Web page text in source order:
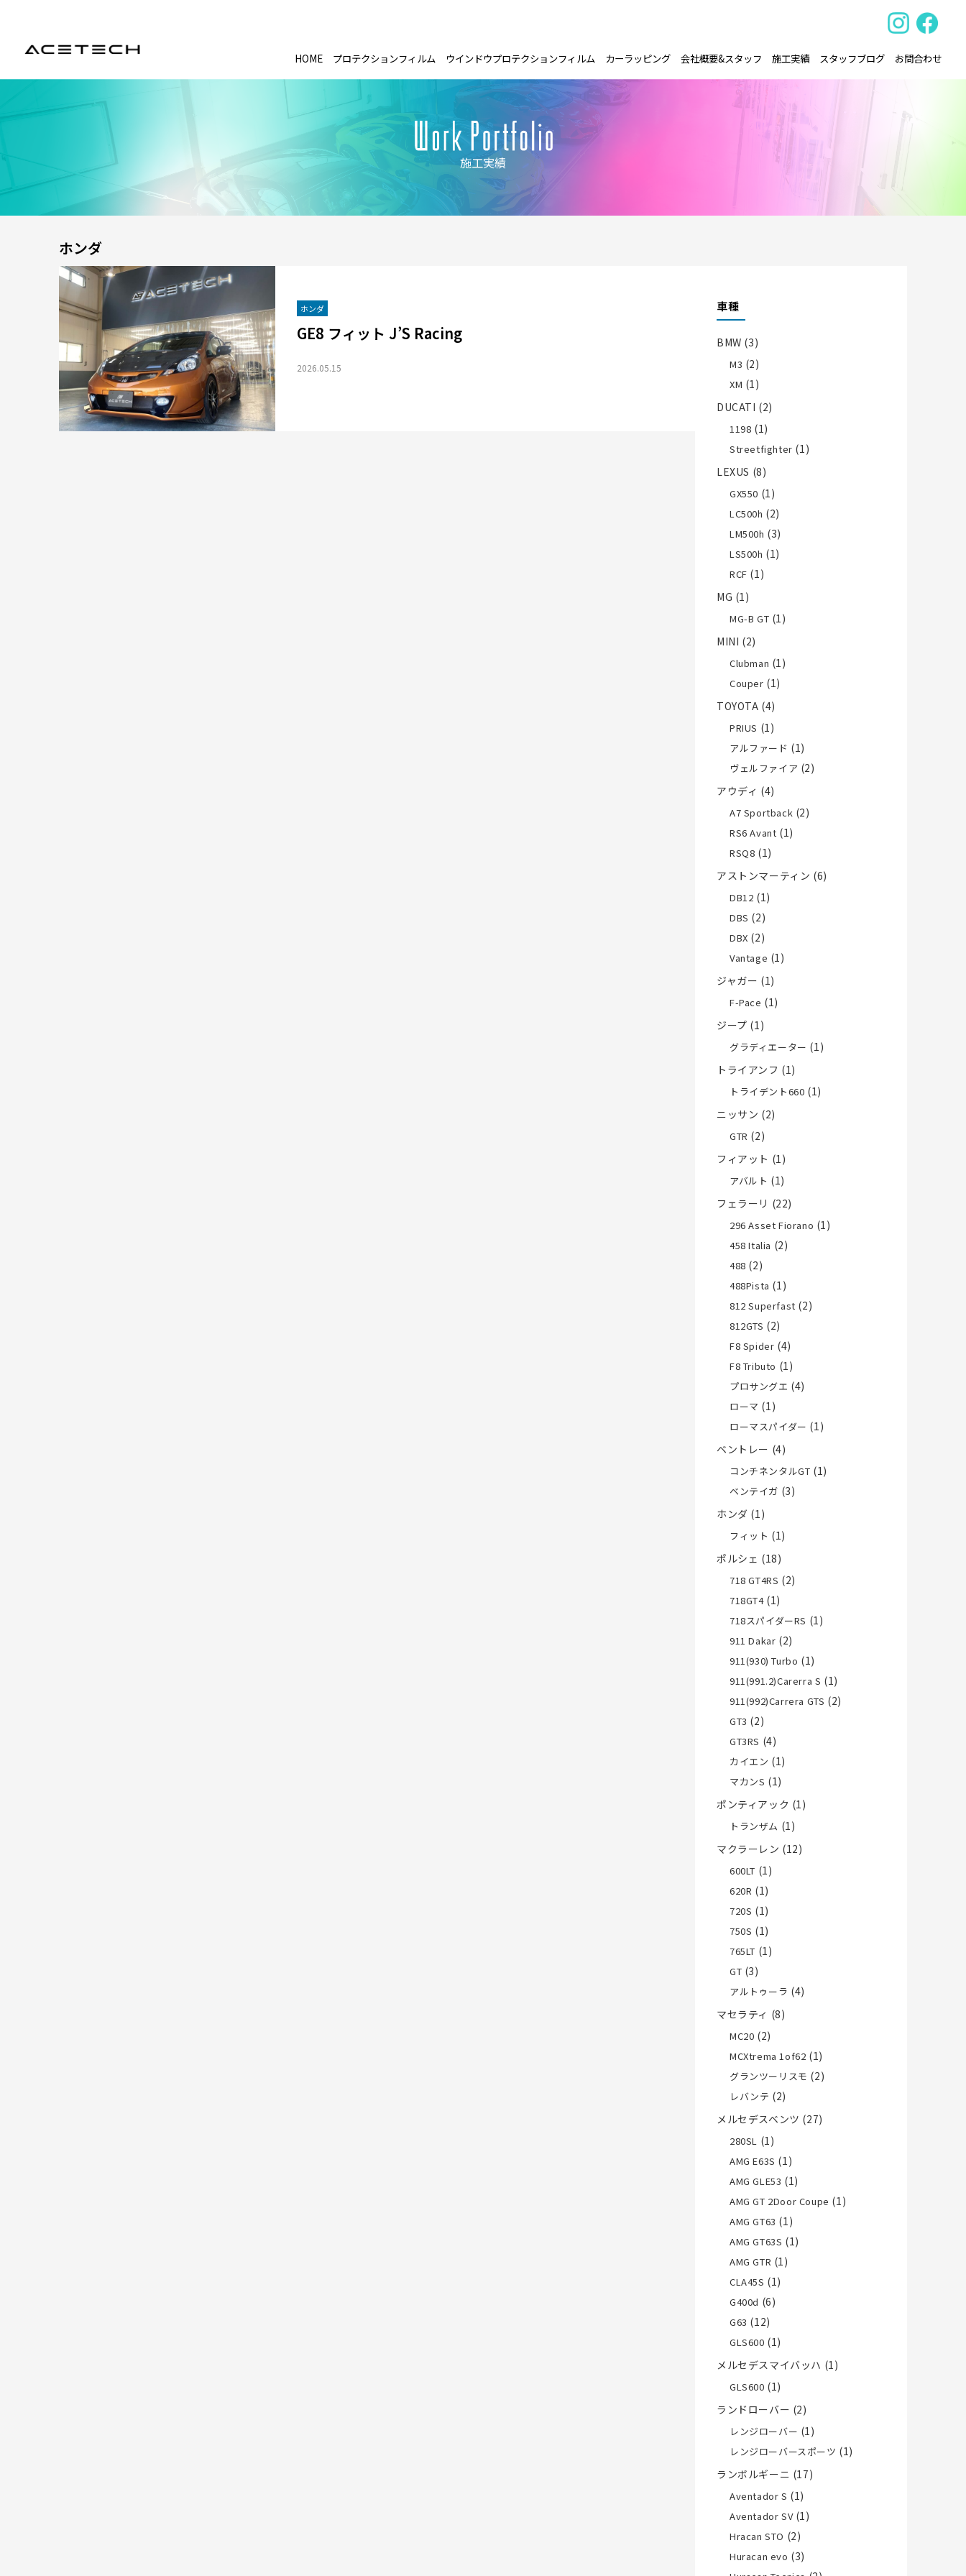
HOME プロテクションフィルム ウインドウプロテクションフィルム カーラッピング 会社概要&スタッフ 施工実績 スタッフブログ お問合わせ
施工実績
ホンダ
ホンダ
GE8 フィット J’S Racing
2026.05.15
車種
BMW (3)
M3 (2)
XM (1)
DUCATI (2)
1198 (1)
Streetfighter (1)
LEXUS (8)
GX550 (1)
LC500h (2)
LM500h (3)
LS500h (1)
RCF (1)
MG (1)
MG-B GT (1)
MINI (2)
Clubman (1)
Couper (1)
TOYOTA (4)
PRIUS (1)
アルファード (1)
ヴェルファイア (2)
アウディ (4)
A7 Sportback (2)
RS6 Avant (1)
RSQ8 (1)
アストンマーティン (6)
DB12 (1)
DBS (2)
DBX (2)
Vantage (1)
ジャガー (1)
F-Pace (1)
ジープ (1)
グラディエーター (1)
トライアンフ (1)
トライデント660 (1)
ニッサン (2)
GTR (2)
フィアット (1)
アバルト (1)
フェラーリ (22)
296 Asset Fiorano (1)
458 Italia (2)
488 (2)
488Pista (1)
812 Superfast (2)
812GTS (2)
F8 Spider (4)
F8 Tributo (1)
プロサングエ (4)
ローマ (1)
ローマスパイダー (1)
ベントレー (4)
コンチネンタルGT (1)
ベンテイガ (3)
ホンダ (1)
フィット (1)
ポルシェ (18)
718 GT4RS (2)
718GT4(1)
718スパイダーRS (1)
911 Dakar (2)
911(930) Turbo (1)
911(991.2)Carerra S (1)
911(992)Carrera GTS (2)
GT3 (2)
GT3RS (4)
カイエン (1)
マカンS (1)
ポンティアック (1)
トランザム (1)
マクラーレン (12)
600LT (1)
620R (1)
720S (1)
750S (1)
765LT (1)
GT (3)
アルトゥーラ (4)
マセラティ (8)
MC20 (2)
MCXtrema 1of62 (1)
グランツーリスモ (2)
レバンテ (2)
メルセデスベンツ (27)
280SL (1)
AMG E63S (1)
AMG GLE53 (1)
AMG GT 2Door Coupe (1)
AMG GT63 (1)
AMG GT63S (1)
AMG GTR (1)
CLA45S (1)
G400d (6)
G63 (12)
GLS600 (1)
メルセデスマイバッハ (1)
GLS600 (1)
ランドローバー (2)
レンジローバー (1)
レンジローバースポーツ (1)
ランボルギーニ (17)
Aventador S (1)
Aventador SV(1)
Hracan STO (2)
Huracan evo (3)